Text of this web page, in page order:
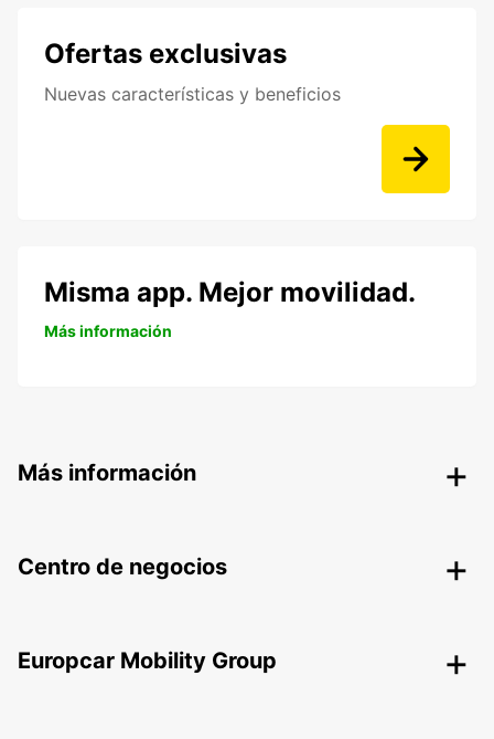
Ofertas exclusivas
Nuevas características y beneficios
Misma app. Mejor movilidad.
Más información
Más información
Centro de negocios
Europcar Mobility Group